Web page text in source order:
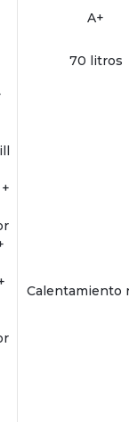
A+
70 litros
Calentamiento